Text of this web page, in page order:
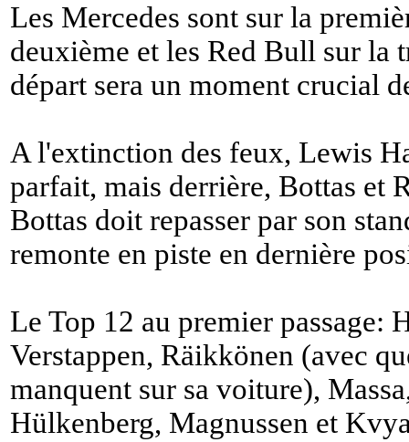
Les Mercedes sont sur la
deuxième et les Red Bull sur la
départ sera un moment crucial
A l'extinction des feux, Lewis
parfait, mais derrière, Bottas et
Bottas doit repasser par son
remonte en piste en dernière
Le Top 12 au premier passage:
Verstappen, Räikkönen (avec
manquent sur sa voiture),
Hülkenberg, Magnussen et